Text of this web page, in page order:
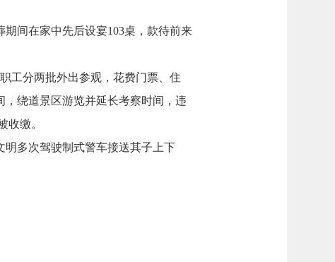
间在家中先后设宴103桌，款待前来
工分两批外出参观，花费门票、住
，绕道景区游览并延长考察时间，违
收缴。
明多次驾驶制式警车接送其子上下